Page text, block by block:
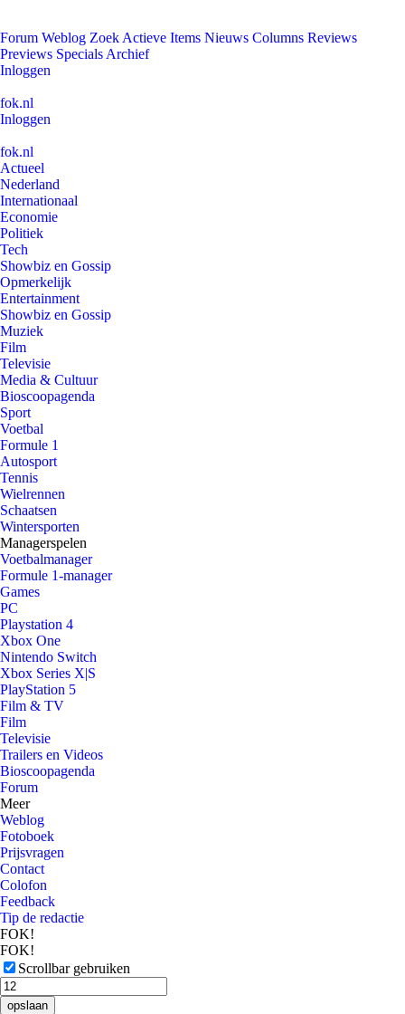
Forum Weblog Zoek Actieve Items Nieuws Columns Reviews
Previews Specials Archief
Inloggen
fok.nl
Inloggen
fok.nl
Actueel
Nederland
Internationaal
Economie
Politiek
Tech
Showbiz en Gossip
Opmerkelijk
Entertainment
Showbiz en Gossip
Muziek
Film
Televisie
Media & Cultuur
Bioscoopagenda
Sport
Voetbal
Formule 1
Autosport
Tennis
Wielrennen
Schaatsen
Wintersporten
Managerspelen
Voetbalmanager
Formule 1-manager
Games
PC
Playstation 4
Xbox One
Nintendo Switch
Xbox Series X|S
PlayStation 5
Film & TV
Film
Televisie
Trailers en Videos
Bioscoopagenda
Forum
Meer
Weblog
Fotoboek
Prijsvragen
Contact
Colofon
Feedback
Tip de redactie
FOK!
FOK!
Scrollbar gebruiken
opslaan